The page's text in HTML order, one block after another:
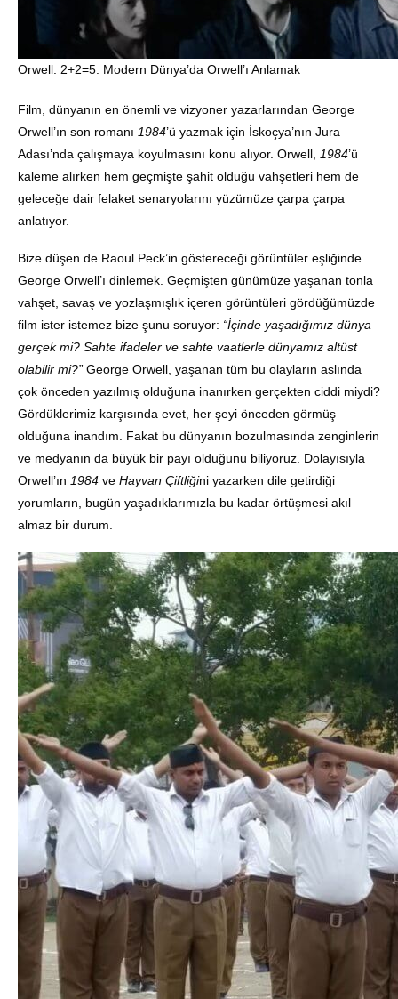
Orwell: 2+2=5: Modern Dünya’da Orwell’ı Anlamak
Film, dünyanın en önemli ve vizyoner yazarlarından George
Orwell’ın son romanı 1984’ü yazmak için İskoçya’nın Jura
Adası’nda çalışmaya koyulmasını konu alıyor. Orwell, 1984’ü
kaleme alırken hem geçmişte şahit olduğu vahşetleri hem de
geleceğe dair felaket senaryolarını yüzümüze çarpa çarpa
anlatıyor.
Bize düşen de Raoul Peck’in göstereceği görüntüler eşliğinde
George Orwell’ı dinlemek. Geçmişten günümüze yaşanan tonla
vahşet, savaş ve yozlaşmışlık içeren görüntüleri gördüğümüzde
film ister istemez bize şunu soruyor: “İçinde yaşadığımız dünya
gerçek mi? Sahte ifadeler ve sahte vaatlerle dünyamız altüst
olabilir mi?” George Orwell, yaşanan tüm bu olayların aslında
çok önceden yazılmış olduğuna inanırken gerçekten ciddi miydi?
Gördüklerimiz karşısında evet, her şeyi önceden görmüş
olduğuna inandım. Fakat bu dünyanın bozulmasında zenginlerin
ve medyanın da büyük bir payı olduğunu biliyoruz. Dolayısıyla
Orwell’ın 1984 ve Hayvan Çiftliğini yazarken dile getirdiği
yorumların, bugün yaşadıklarımızla bu kadar örtüşmesi akıl
almaz bir durum.